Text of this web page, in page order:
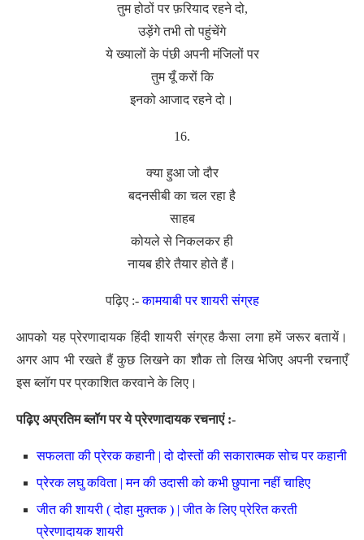
तुम होठों पर फ़रियाद रहने दो,
उड़ेंगे तभी तो पहुंचेंगे
ये ख्यालों के पंछी अपनी मंजिलों पर
तुम यूँ करों कि
इनको आजाद रहने दो।
16.
क्या हुआ जो दौर
बदनसीबी का चल रहा है
साहब
कोयले से निकलकर ही
नायब हीरे तैयार होते हैं।
पढ़िए :- कामयाबी पर शायरी संग्रह
आपको यह प्रेरणादायक हिंदी शायरी संग्रह कैसा लगा हमें जरूर बतायें।
अगर आप भी रखते हैं कुछ लिखने का शौक तो लिख भेजिए अपनी रचनाएँ
इस ब्लॉग पर प्रकाशित करवाने के लिए।
पढ़िए अप्रतिम ब्लॉग पर ये प्रेरणादायक रचनाएं :-
सफलता की प्रेरक कहानी | दो दोस्तों की सकारात्मक सोच पर कहानी
प्रेरक लघु कविता | मन की उदासी को कभी छुपाना नहीं चाहिए
जीत की शायरी ( दोहा मुक्तक ) | जीत के लिए प्रेरित करती
प्रेरणादायक शायरी